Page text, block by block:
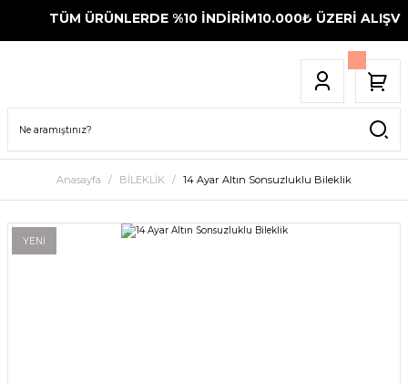
TÜM ÜRÜNLERDE %10 İNDİRİM10.000₺ ÜZERİ
Anasayfa BİLEKLİK 14 Ayar Altın Sonsuzluklu Bileklik
YENİ